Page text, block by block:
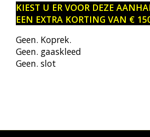
KIEST U ER VOOR DEZE
EEN EXTRA KORTING VAN €
Geen. Koprek.
Geen. gaaskleed
Geen. slot